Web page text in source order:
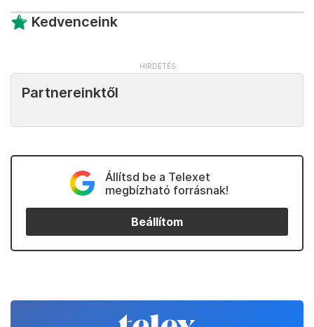
Kedvenceink
Partnereinktől
Állítsd be a Telexet
megbízható forrásnak!
Beállítom